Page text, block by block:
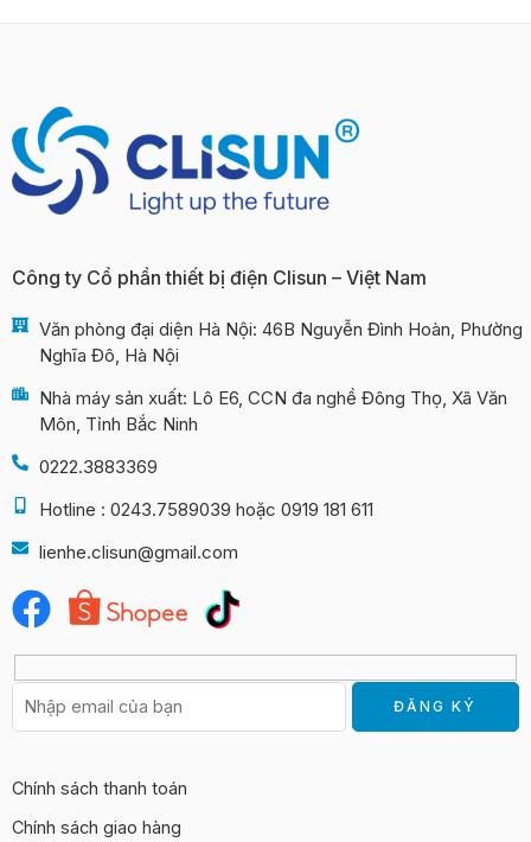
Công ty Cổ phần thiết bị điện Clisun – Việt Nam
Văn phòng đại diện Hà Nội: 46B Nguyễn Đình Hoàn, Phường
Nghĩa Đô, Hà Nội
Nhà máy sản xuất: Lô E6, CCN đa nghề Đông Thọ, Xã Văn
Môn, Tỉnh Bắc Ninh
0222.3883369
Hotline : 0243.7589039 hoặc 0919 181 611
lienhe.clisun@gmail.com
Chính sách thanh toán
Chính sách giao hàng